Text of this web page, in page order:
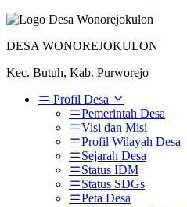
DESA WONOREJOKULON
Kec. Butuh, Kab. Purworejo
Profil Desa
Pemerintah Desa
Visi dan Misi
Profil Wilayah Desa
Sejarah Desa
Status IDM
Status SDGs
Peta Desa